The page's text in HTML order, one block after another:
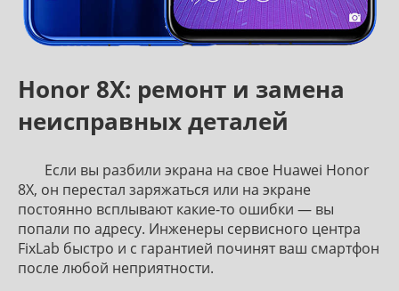
Honor 8X: ремонт и замена
неисправных деталей
Если вы разбили экрана на свое Huawei Honor
8X, он перестал заряжаться или на экране
постоянно всплывают какие-то ошибки — вы
попали по адресу. Инженеры сервисного центра
FixLab быстро и с гарантией починят ваш смартфон
после любой неприятности.